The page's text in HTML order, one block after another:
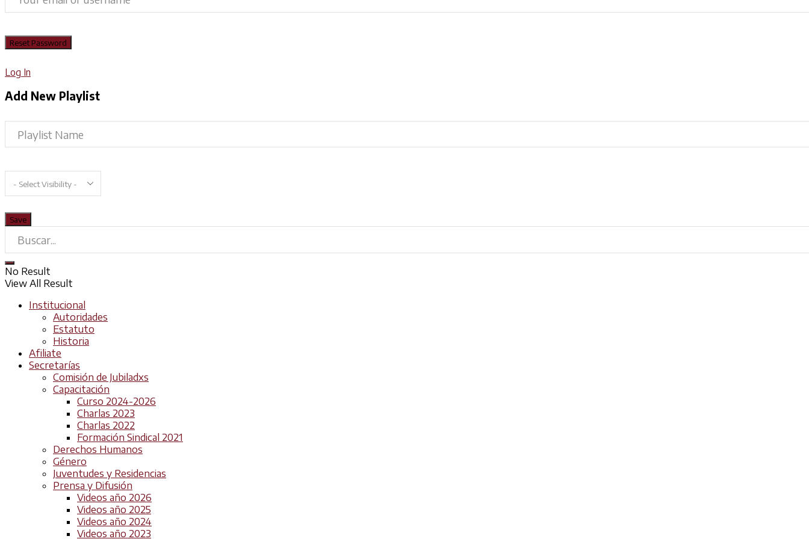
Log In
Add New Playlist
No Result
View All Result
Institucional
Autoridades
Estatuto
Historia
Afiliate
Secretarías
Comisión de Jubiladxs
Capacitación
Curso 2024-2026
Charlas 2023
Charlas 2022
Formación Sindical 2021
Derechos Humanos
Género
Juventudes y Residencias
Prensa y Difusión
Videos año 2026
Videos año 2025
Videos año 2024
Videos año 2023